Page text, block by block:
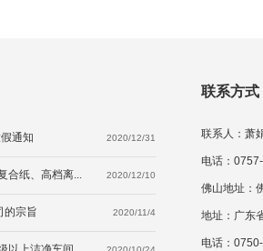
联系方式
通知 2020/12/31
合纸、高档离... 2020/12/10
的宗旨 2020/11/4
联系人：萧
电话：
佛山地址：
地址：广东
电话：